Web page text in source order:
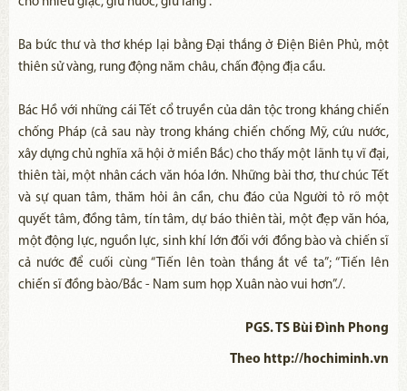
Ba bức thư và thơ khép lại bằng Đại thắng ở Điện Biên Phủ, một
thiên sử vàng, rung động năm châu, chấn động địa cầu.
Bác Hồ với những cái Tết cổ truyền của dân tộc trong kháng chiến
chống Pháp (cả sau này trong kháng chiến chống Mỹ, cứu nước,
xây dựng chủ nghĩa xã hội ở miền Bắc) cho thấy một lãnh tụ vĩ đại,
thiên tài, một nhân cách văn hóa lớn. Những bài thơ, thư chúc Tết
và sự quan tâm, thăm hỏi ân cần, chu đáo của Người tỏ rõ một
quyết tâm, đồng tâm, tín tâm, dự báo thiên tài, một đẹp văn hóa,
một động lực, nguồn lực, sinh khí lớn đối với đồng bào và chiến sĩ
cả nước để cuối cùng “Tiến lên toàn thắng ắt về ta”; “Tiến lên
chiến sĩ đồng bào/Bắc - Nam sum họp Xuân nào vui hơn”./.
PGS. TS Bùi Đình Phong
Theo http://hochiminh.vn